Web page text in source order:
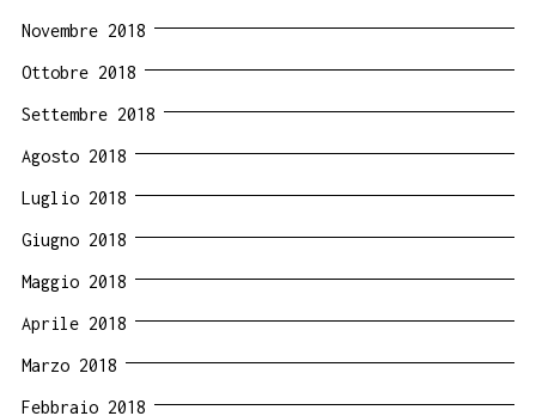
Novembre 2018
Ottobre 2018
Settembre 2018
Agosto 2018
Luglio 2018
Giugno 2018
Maggio 2018
Aprile 2018
Marzo 2018
Febbraio 2018